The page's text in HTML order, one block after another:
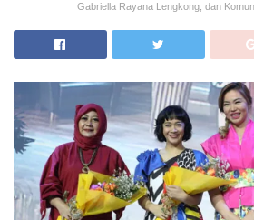
Gabriella Rayana Lengkong, dan